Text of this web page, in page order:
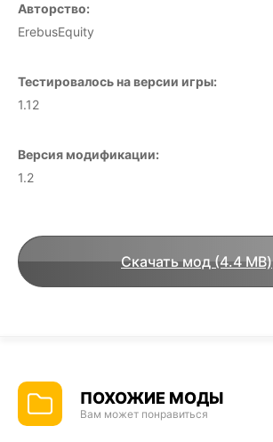
Авторство:
ErebusEquity
Тестировалось на версии игры:
1.12
Версия модификации:
1.2
Скачать мод (4.4 MB)
ПОХОЖИЕ МОДЫ
Вам может понравиться